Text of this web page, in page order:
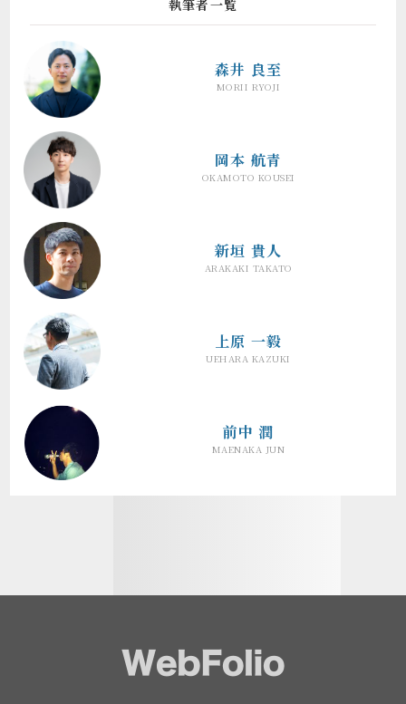
執筆者一覧
森井 良至
MORII RYOJI
岡本 航青
OKAMOTO KOUSEI
新垣 貴人
ARAKAKI TAKATO
上原 一毅
UEHARA KAZUKI
前中 潤
MAENAKA JUN